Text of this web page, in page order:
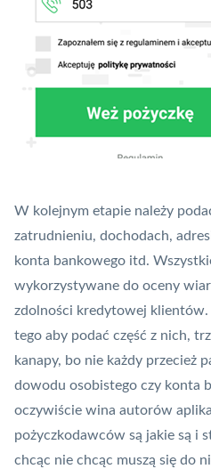
W kolejnym etapie należy
zatrudnieniu, dochodach,
konta bankowego itd.
wykorzystywane do oceny
zdolności kredytowej
tego aby podać część z nich,
kanapy, bo nie każdy przecież
dowodu osobistego czy konta
oczywiście wina autorów
pożyczkodawców są jakie są i
chcąc nie chcąc muszą się do